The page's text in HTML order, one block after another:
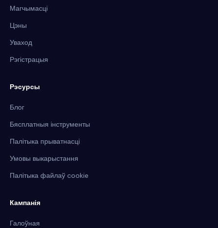
Магчымасці
Цэны
Уваход
Рэгістрацыя
Рэсурсы
Блог
Бясплатныя інструменты
Палітыка прыватнасці
Умовы выкарыстання
Палітыка файлаў cookie
Кампанія
Галоўная